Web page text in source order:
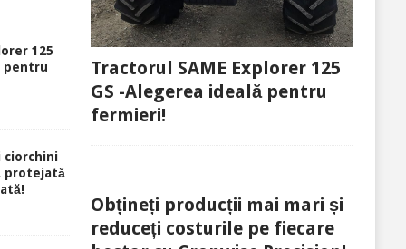
125
pentru
ciorchini
protejată
Tractorul SAME Explorer 125
GS -Alegerea ideală pentru
fermieri!
Obțineți producții mai mari și
reduceți costurile pe fiecare